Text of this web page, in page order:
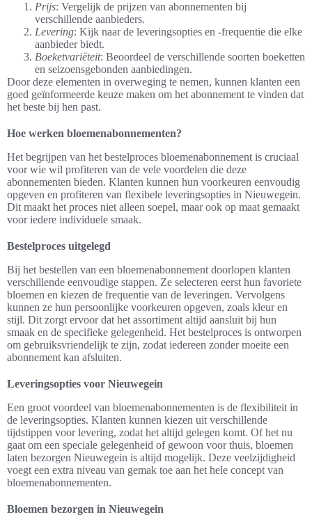
Prijs: Vergelijk de prijzen van abonnementen bij
verschillende aanbieders.
Levering: Kijk naar de leveringsopties en -frequentie die elke
aanbieder biedt.
Boeketvariëteit: Beoordeel de verschillende soorten boeketten
en seizoensgebonden aanbiedingen.
Door deze elementen in overweging te nemen, kunnen klanten een
goed geïnformeerde keuze maken om het abonnement te vinden dat
het beste bij hen past.
Hoe werken bloemenabonnementen?
Het begrijpen van het bestelproces bloemenabonnement is cruciaal
voor wie wil profiteren van de vele voordelen die deze
abonnementen bieden. Klanten kunnen hun voorkeuren eenvoudig
opgeven en profiteren van flexibele leveringsopties in Nieuwegein.
Dit maakt het proces niet alleen soepel, maar ook op maat gemaakt
voor iedere individuele smaak.
Bestelproces uitgelegd
Bij het bestellen van een bloemenabonnement doorlopen klanten
verschillende eenvoudige stappen. Ze selecteren eerst hun favoriete
bloemen en kiezen de frequentie van de leveringen. Vervolgens
kunnen ze hun persoonlijke voorkeuren opgeven, zoals kleur en
stijl. Dit zorgt ervoor dat het assortiment altijd aansluit bij hun
smaak en de specifieke gelegenheid. Het bestelproces is ontworpen
om gebruiksvriendelijk te zijn, zodat iedereen zonder moeite een
abonnement kan afsluiten.
Leveringsopties voor Nieuwegein
Een groot voordeel van bloemenabonnementen is de flexibiliteit in
de leveringsopties. Klanten kunnen kiezen uit verschillende
tijdstippen voor levering, zodat het altijd gelegen komt. Of het nu
gaat om een speciale gelegenheid of gewoon voor thuis, bloemen
laten bezorgen Nieuwegein is altijd mogelijk. Deze veelzijdigheid
voegt een extra niveau van gemak toe aan het hele concept van
bloemenabonnementen.
Bloemen bezorgen in Nieuwegein